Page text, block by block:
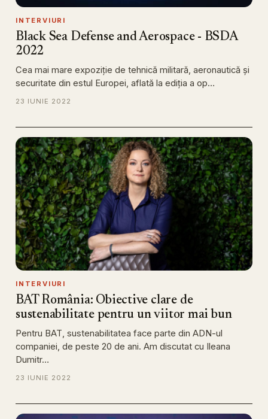
INTERVIURI
Black Sea Defense and Aerospace - BSDA
2022
Cea mai mare expoziție de tehnică militară, aeronautică și
securitate din estul Europei, aflată la ediția a op…
23 IUNIE 2022
INTERVIURI
BAT România: Obiective clare de
sustenabilitate pentru un viitor mai bun
Pentru BAT, sustenabilitatea face parte din ADN-ul
companiei, de peste 20 de ani. Am discutat cu Ileana
Dumitr…
23 IUNIE 2022